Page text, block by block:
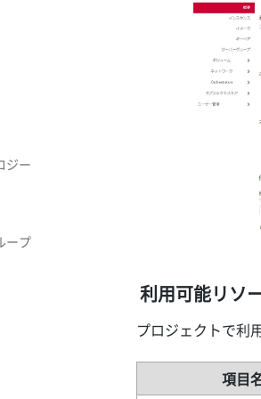
ジー
ープ
利用可能リソ
プロジェクトで利
項目